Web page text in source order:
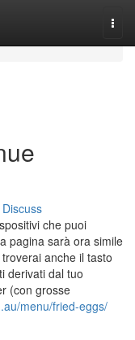
Discuss
che puoi
pagina sarà ora simile
anche il tasto
derivati dal tuo
(con grosse
menu/fried-eggs/